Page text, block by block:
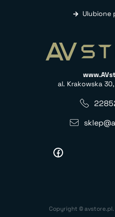
Ulubione
al. Krakowska
Copyright ©